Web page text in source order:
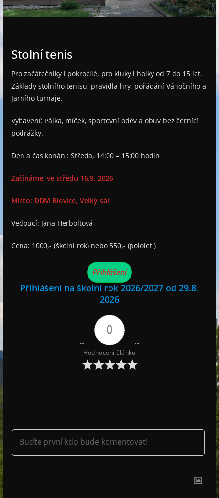
e
Stolní tenis
Pro začátečníky i pokročilé, pro kluky i holky od 7 do 15 let.
Základy stolního tenisu, pravidla hry, pořádání Vánočního a
Jarního turnaje.
Vybavení: Pálka, míček, sportovní oděv a obuv bez černící
podrážky.
Den a čas konání: Středa, 14:00 – 15:00 hodin
Začínáme: ve středu 16.9. 2026
Místo: DDM Blovice, Velký sál
Vedoucí: Jana Herboltová
Cena: 1000,- (školní rok) nebo 550,- (pololetí)
Přihlášení
Přihlášení na školní rok 2026/2027 od 29.8.
2026
0
Hodnocení článku